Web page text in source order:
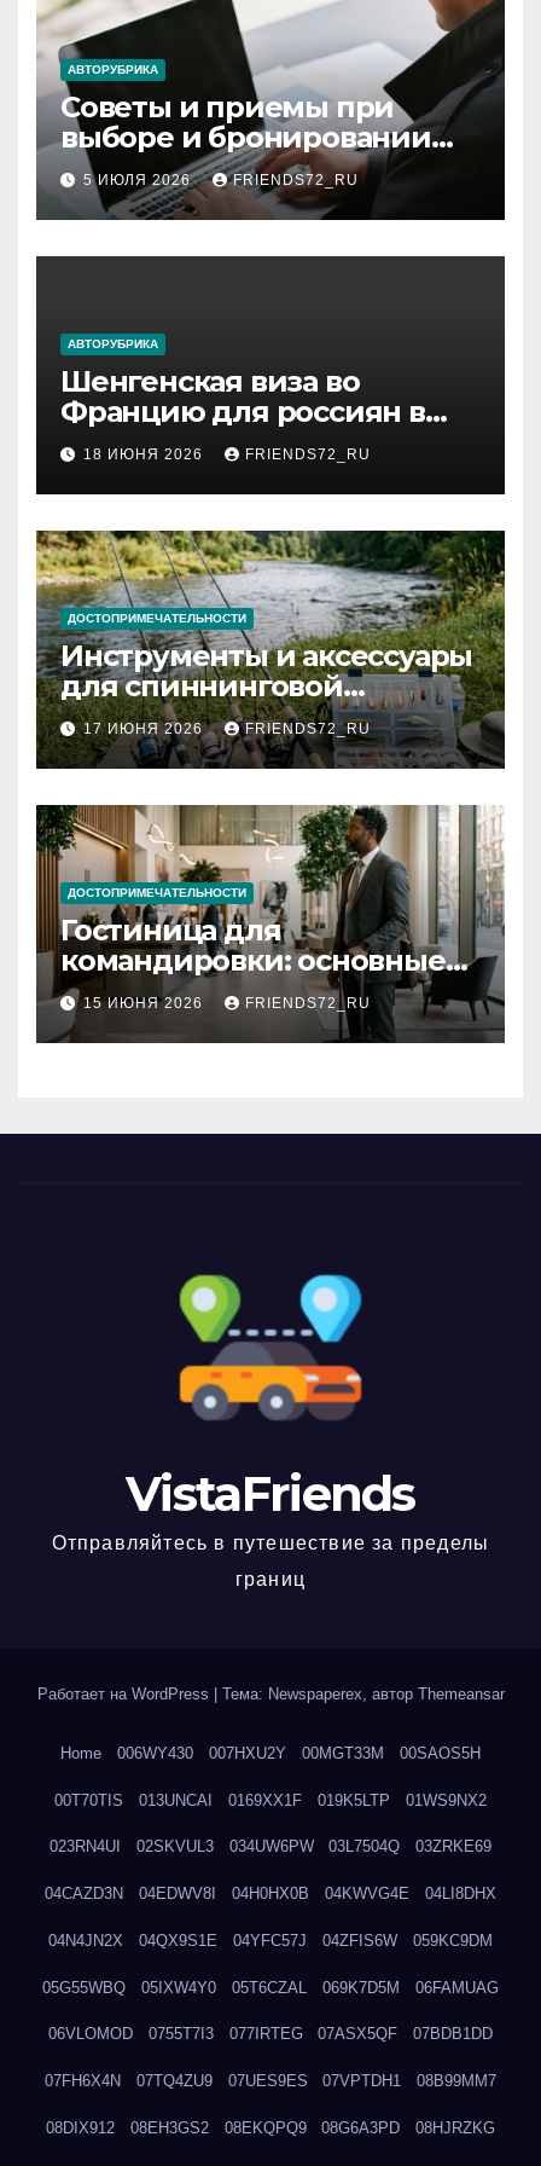
АВТОРУБРИКА
Советы и приемы при
выборе и бронировании
авиабилетов
5 ИЮЛЯ 2026 FRIENDS72_RU
АВТОРУБРИКА
Шенгенская виза во
Францию для россиян в
2026 году: сроки от 3 дней
и список необходимых
документов
18 ИЮНЯ 2026 FRIENDS72_RU
ДОСТОПРИМЕЧАТЕЛЬНОСТИ
Инструменты и аксессуары
для спиннинговой
рыбалки: назначение и
типы
17 ИЮНЯ 2026 FRIENDS72_RU
ДОСТОПРИМЕЧАТЕЛЬНОСТИ
Гостиница для
командировки: основные
критерии выбора
15 ИЮНЯ 2026 FRIENDS72_RU
VistaFriends
Отправляйтесь в путешествие за пределы
границ
Работает на WordPress Тема: Newspaperex, автор Themeansar
Home 006WY430 007HXU2Y 00MGT33M 00SAOS5H
00T70TIS 013UNCAI 0169XX1F 019K5LTP 01WS9NX2
023RN4UI 02SKVUL3 034UW6PW 03L7504Q 03ZRKE69
04CAZD3N 04EDWV8I 04H0HX0B 04KWVG4E 04LI8DHX
04N4JN2X 04QX9S1E 04YFC57J 04ZFIS6W 059KC9DM
05G55WBQ 05IXW4Y0 05T6CZAL 069K7D5M 06FAMUAG
06VLOMOD 0755T7I3 077IRTEG 07ASX5QF 07BDB1DD
07FH6X4N 07TQ4ZU9 07UES9ES 07VPTDH1 08B99MM7
08DIX912 08EH3GS2 08EKQPQ9 08G6A3PD 08HJRZKG